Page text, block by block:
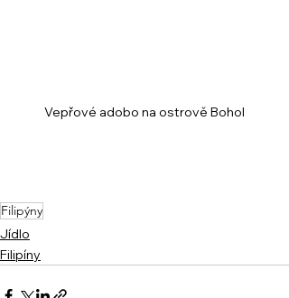
Vepřové adobo na ostrově Bohol
Filipýny
Jídlo
Filipíny